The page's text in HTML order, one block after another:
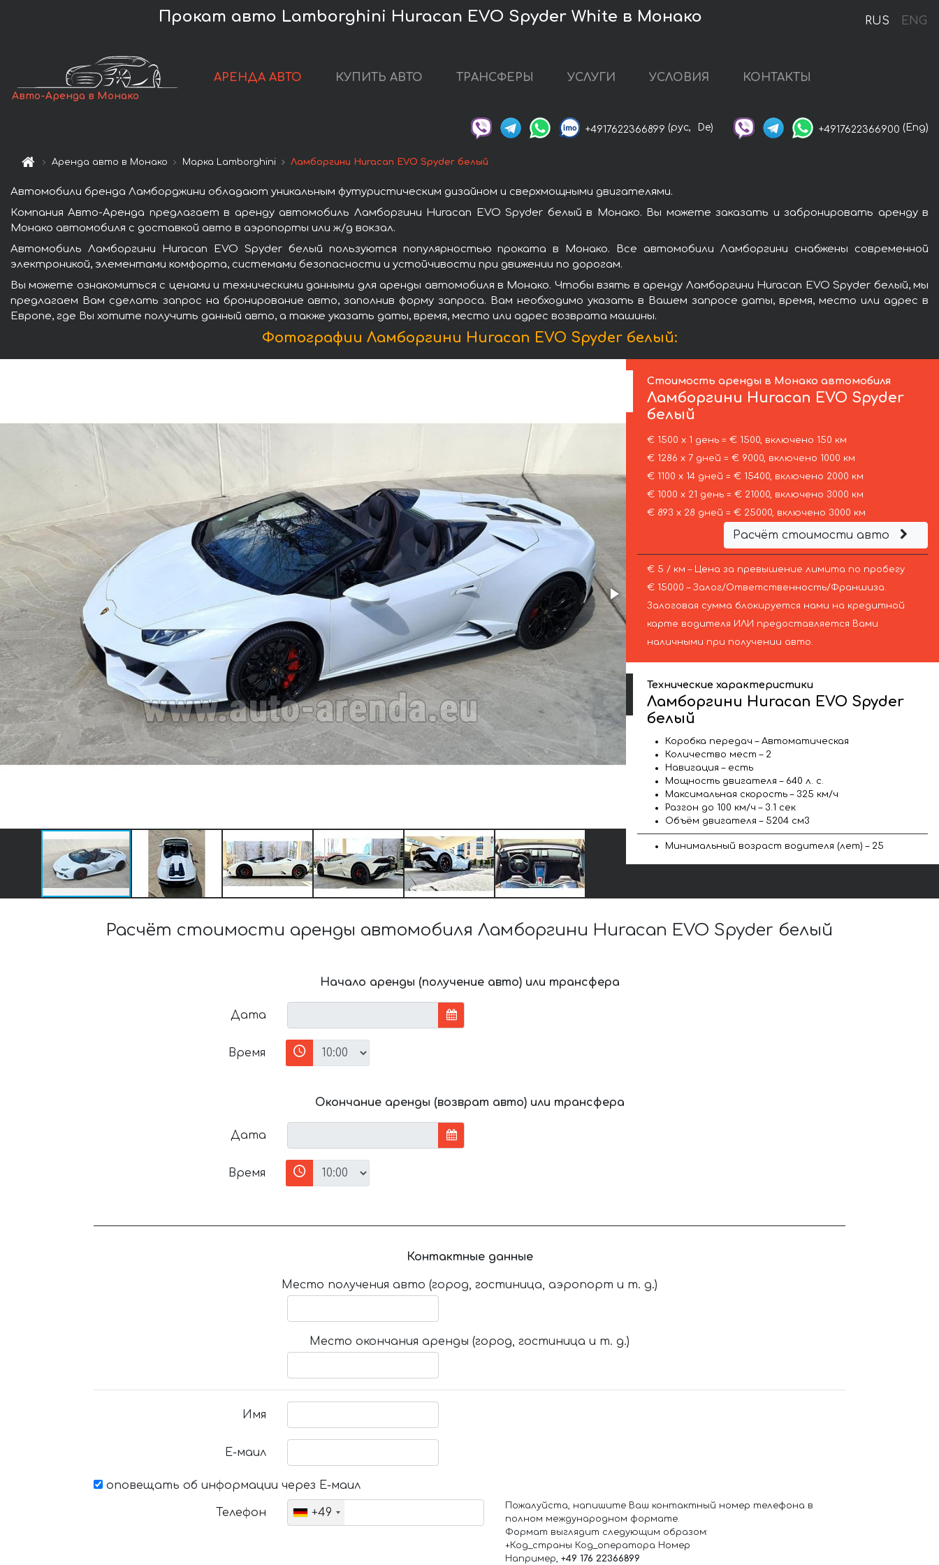
RUS ENG
Прокат авто Lamborghini Huracan EVO Spyder White в Монако
Авто-Аренда в Монако
АРЕНДА АВТО КУПИТЬ АВТО ТРАНСФЕРЫ УСЛУГИ УСЛОВИЯ КОНТАКТЫ
+4917622366899 (рус, De) +4917622366900 (Eng)
Аренда авто в Монако Марка Lamborghini Ламборгини Huracan EVO Spyder белый
Автомобили бренда Ламборджини обладают уникальным футуристическим дизайном и сверхмощными двигателями.
Компания Авто-Аренда предлагает в аренду автомобиль Ламборгини Huracan EVO Spyder белый в Монако. Вы можете заказать и забронировать аренду в
Монако автомобиля с доставкой авто в аэропорты или ж/д вокзал.
Автомобиль Ламборгини Huracan EVO Spyder белый пользуются популярностью проката в Монако. Все автомобили Ламборгини снабжены современной
электроникой, элементами комфорта, системами безопасности и устойчивости при движении по дорогам.
Вы можете ознакомиться с ценами и техническими данными для аренды автомобиля в Монако. Чтобы взять в аренду Ламборгини Huracan EVO Spyder белый, мы
предлагаем Вам сделать запрос на бронирование авто, заполнив форму запроса. Вам необходимо указать в Вашем запросе даты, время, место или адрес в
Европе, где Вы хотите получить данный авто, а также указать даты, время, место или адрес возврата машины.
Фотографии Ламборгини Huracan EVO Spyder белый:
Стоимость аренды в Монако автомобиля
Ламборгини Huracan EVO Spyder
белый
€ 1500 х 1 день = € 1500, включено 150 км
€ 1286 х 7 дней = € 9000, включено 1000 км
€ 1100 х 14 дней = € 15400, включено 2000 км
€ 1000 х 21 день = € 21000, включено 3000 км
€ 893 х 28 дней = € 25000, включено 3000 км
Расчёт стоимости авто
€ 5 / км – Цена за превышение лимита по пробегу
€ 15000 – Залог/Ответственность/Франшиза.
Залоговая сумма блокируется нами на кредитной
карте водителя ИЛИ предоставляется Вами
наличными при получении авто.
Технические характеристики
Ламборгини Huracan EVO Spyder
белый
Коробка передач – Автоматическая
Количество мест – 2
Навигация – есть
Мощность двигателя – 640 л. с.
Максимальная скорость – 325 км/ч
Разгон до 100 км/ч – 3.1 сек
Объём двигателя – 5204 см3
Минимальный возраст водителя (лет) – 25
Расчёт стоимости аренды автомобиля Ламборгини Huracan EVO Spyder белый
Начало аренды (получение авто) или трансфера
Дата
Время
Окончание аренды (возврат авто) или трансфера
Дата
Время
Контактные данные
Место получения авто (город, гостиница, аэропорт и т. д.)
Место окончания аренды (город, гостиница и т. д.)
Имя
Е-маил
оповещать об информации через Е-маил
Телефон +49
Пожалуйста, напишите Ваш контактный номер телефона в
полном международном формате.
Формат выглядит следующим образом:
+Код_страны Код_оператора Номер
Например, +49 176 22366899